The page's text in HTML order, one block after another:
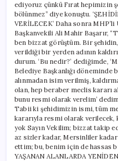
ediyoruz çünkü Fırat hepimizin
bölünmez” diye konuştu.
VERİLECEK’ Daha sonra MHP’li
Başkanvekili Ali Mahir Başarır,
ben bizzat görüştüm. Bir
verildiği bir yerden adının
durum. ‘Bu nedir?’ dediğimde,
Belediye Başkanlığı
alınmadan isim verilmiş,
olan, hep beraber meclis kararı
bunu resmi olarak verelim’
Tabii ki şehidimizin ismi, tüm
kararıyla resmi olarak verilecek,
yok Sayın Vekilim; bizzat takip
az sizler kadar, Mersinliler
ettim; bu, benim için de hassas
YAŞANAN ALANLARDA